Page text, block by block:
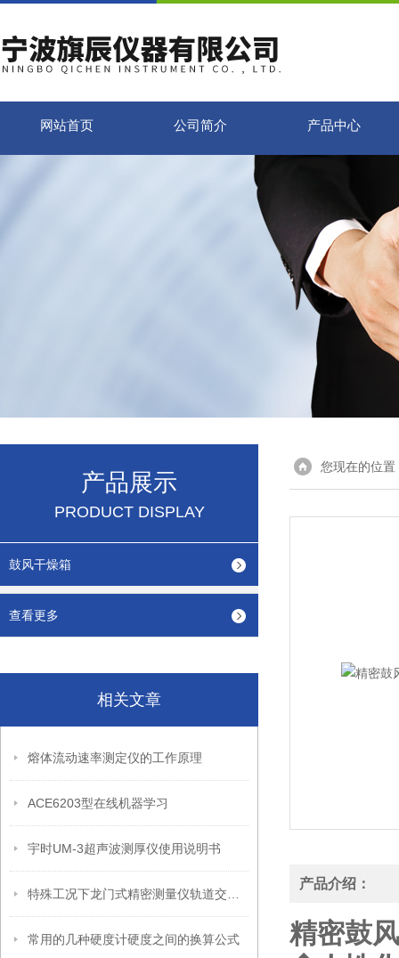
网站首页 公司简介 产品中心
产品展示
PRODUCT DISPLAY
鼓风干燥箱
查看更多
相关文章
熔体流动速率测定仪的工作原理
ACE6203型在线机器学习
宇时UM-3超声波测厚仪使用说明书
常用的几种硬度计硬度之间的换算公式
您现在的位置
产品介绍：
精密鼓